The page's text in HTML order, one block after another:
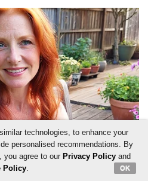
technologies, to enhance your
personalised recommendations. By
you agree to our Privacy Policyand
Policy. OK